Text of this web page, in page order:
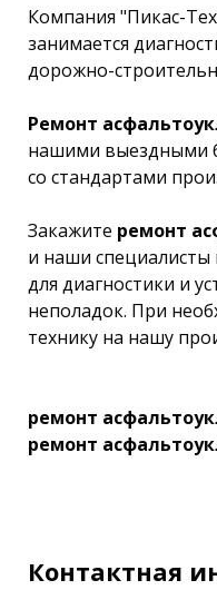
Компания "Пикас-
занимается
дорожно-
Ремонт
нашими выездными
со стандартами
Закажите ремонт
и наши
для диагностики и
неполадок. При
технику на нашу
ремонт
ремонт
Контактная